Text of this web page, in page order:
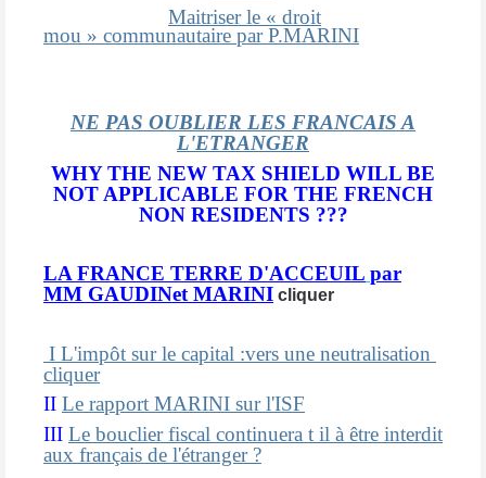
Maitriser le « droit
mou » communautaire par P.MARINI
NE PAS OUBLIER LES FRANCAIS A
L'ETRANGER
WHY THE NEW TAX SHIELD WILL BE
NOT APPLICABLE FOR THE FRENCH
NON RESIDENTS ???
LA FRANCE TERRE D'ACCEUIL par
MM GAUDINet MARINI cliquer
I L'impôt sur le capital :vers une neutralisation
cliquer
II Le rapport MARINI sur l'ISF
III Le bouclier fiscal continuera t il à être interdit
aux français de l'étranger ?